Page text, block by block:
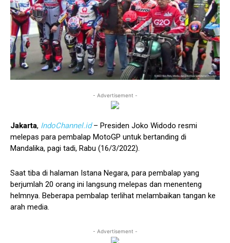
- Advertisement -
Jakarta, IndoChannel.id– Presiden Joko Widodo resmi
melepas para pembalap MotoGP untuk bertanding di
Mandalika, pagi tadi, Rabu (16/3/2022).
Saat tiba di halaman Istana Negara, para pembalap yang
berjumlah 20 orang ini langsung melepas dan menenteng
helmnya. Beberapa pembalap terlihat melambaikan tangan ke
arah media.
- Advertisement -